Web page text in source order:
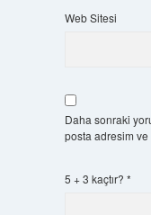
Web Sitesi
Daha sonraki
posta adresim ve
5 + 3 kaçtır? *